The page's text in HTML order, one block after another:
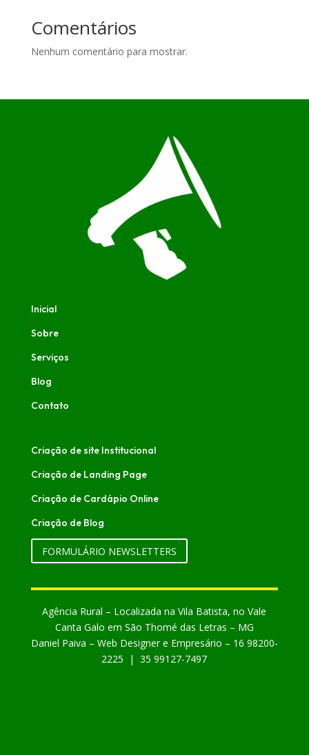
Comentários
Nenhum comentário para mostrar.
Inicial
Sobre
Serviços
Blog
Contato
Criação de site Institucional
Criação de Landing Page
Criação de Cardápio Online
Criação de Blog
FORMULÁRIO NEWSLETTERS
Agência Rural – Localizada na Vila Batista, no Vale
Canta Galo em São Thomé das Letras – MG
Daniel Paiva – Web Designer e Empresário – 16 98200-
2225 | 35 99127-7497